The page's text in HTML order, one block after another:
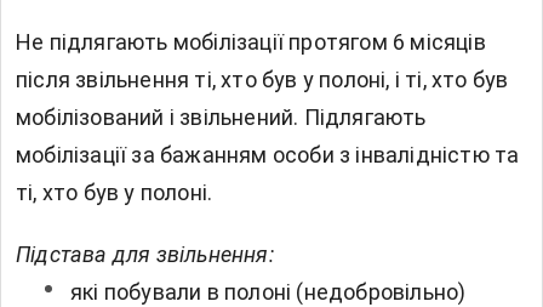
Не підлягають мобілізації протягом 6 місяців
після звільнення ті, хто був у полоні, і ті, хто був
мобілізований і звільнений. Підлягають
мобілізації за бажанням особи з інвалідністю та
ті, хто був у полоні.
Підстава для звільнення:
які побували в полоні (недобровільно)